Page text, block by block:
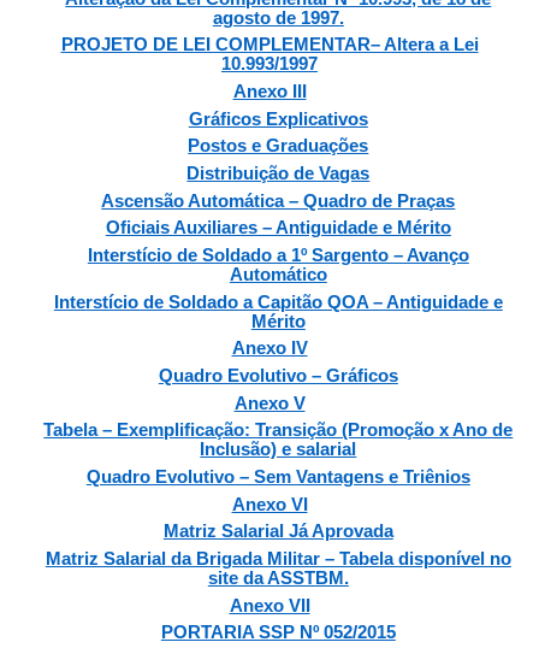
agosto de 1997.
PROJETO DE LEI COMPLEMENTAR– Altera a Lei
10.993/1997
Anexo III
Gráficos Explicativos
Postos e Graduações
Distribuição de Vagas
Ascensão Automática – Quadro de Praças
Oficiais Auxiliares – Antiguidade e Mérito
Interstício de Soldado a 1º Sargento – Avanço
Automático
Interstício de Soldado a Capitão QOA – Antiguidade e
Mérito
Anexo IV
Quadro Evolutivo – Gráficos
Anexo V
Tabela – Exemplificação: Transição (Promoção x Ano de
Inclusão) e salarial
Quadro Evolutivo – Sem Vantagens e Triênios
Anexo VI
Matriz Salarial Já Aprovada
Matriz Salarial da Brigada Militar – Tabela disponível no
site da ASSTBM.
Anexo VII
PORTARIA SSP Nº 052/2015